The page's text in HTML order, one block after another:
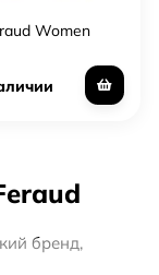
Women
бренд,
Луисом